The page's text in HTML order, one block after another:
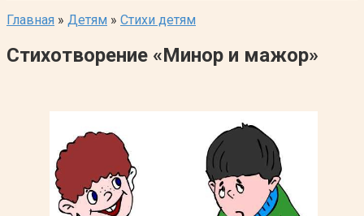
Главная » Детям » Стихи детям
Стихотворение «Минор и мажор»